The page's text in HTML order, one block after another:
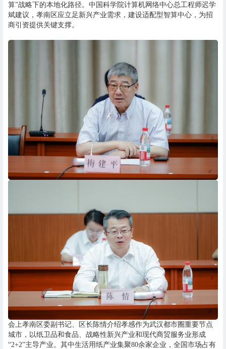
算”战略下的本地化路径。中国科学院计算机网络中心总工程师迟学
斌建议，孝南区应立足新兴产业需求，建设适配型智算中心，为招
商引资提供关键支撑。
会上孝南区委副书记、区长陈情介绍孝感作为武汉都市圈重要节点
城市，以纸卫品和食品、战略性新兴产业和现代商贸服务业形成
“2+2”主导产业。其中生活用纸产业集聚80余家企业，全国市场占有